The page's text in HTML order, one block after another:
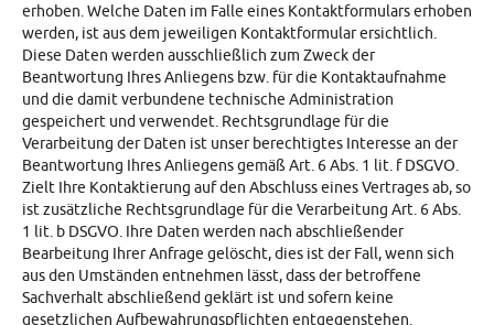
erhoben. Welche Daten im Falle eines Kontaktformulars erhoben
werden, ist aus dem jeweiligen Kontaktformular ersichtlich.
Diese Daten werden ausschließlich zum Zweck der
Beantwortung Ihres Anliegens bzw. für die Kontaktaufnahme
und die damit verbundene technische Administration
gespeichert und verwendet. Rechtsgrundlage für die
Verarbeitung der Daten ist unser berechtigtes Interesse an der
Beantwortung Ihres Anliegens gemäß Art. 6 Abs. 1 lit. f DSGVO.
Zielt Ihre Kontaktierung auf den Abschluss eines Vertrages ab, so
ist zusätzliche Rechtsgrundlage für die Verarbeitung Art. 6 Abs.
1 lit. b DSGVO. Ihre Daten werden nach abschließender
Bearbeitung Ihrer Anfrage gelöscht, dies ist der Fall, wenn sich
aus den Umständen entnehmen lässt, dass der betroffene
Sachverhalt abschließend geklärt ist und sofern keine
gesetzlichen Aufbewahrungspflichten entgegenstehen.